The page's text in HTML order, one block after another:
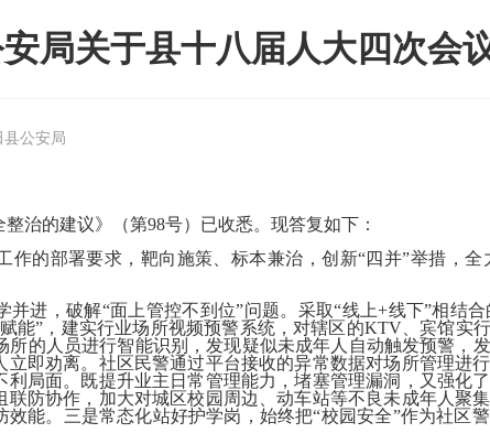
局关于县十八届人大四次会
县公安局
整治的建议》（第98号）已收悉。现答复如下：
作的部署要求，靶向施策、标本兼治，创新“四并”举措，
进，破解“面上管控不到位”问题。 采取“线上+线下”相结
能”，建实行业场所视频预警系统，对辖区的KTV、宾馆实
的人员进行智能识别，发现疑似未成年人自动触发预警，
即劝离。社区民警通过平台接收的异常数据对场所管理进
局面。既提升业主日常管理能力，堵塞管理漏洞，又强化
防协作，加大对城区校园周边、动车站等不良未成年人聚
能。 三是常态化站好护学岗，始终把“校园安全”作为社区